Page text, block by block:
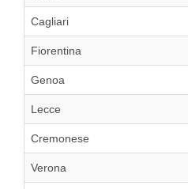
Cagliari
Fiorentina
Genoa
Lecce
Cremonese
Verona